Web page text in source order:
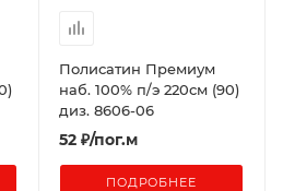
Полисатин Премиум
наб. 100% п/э 220см (90)
диз. 8606-06
52₽/пог.м
ПОДРОБНЕЕ